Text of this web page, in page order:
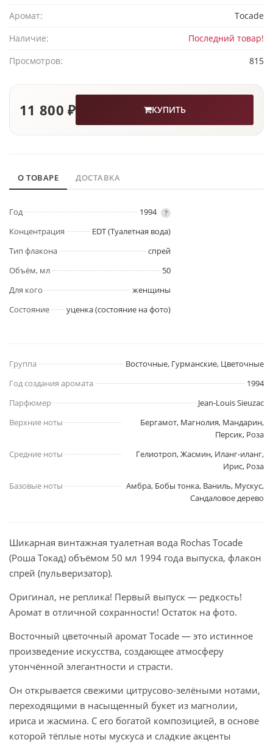
Аромат:
Tocade
Наличие:
Последний товар!
Просмотров:
815
11 800 ₽ КУПИТЬ
О ТОВАРЕ ДОСТАВКА
Год 1994 ?
Концентрация
EDT (Туалетная вода)
Тип флакона
спрей
Объём, мл
50
Для кого
женщины
Состояние
уценка (состояние на фото)
Группа
Восточные, Гурманские, Цветочные
Год создания аромата
1994
Парфюмер
Jean-Louis Sieuzac
Верхние ноты
Бергамот, Магнолия, Мандарин,
Персик, Роза
Средние ноты
Гелиотроп, Жасмин, Иланг-иланг,
Ирис, Роза
Базовые ноты
Амбра, Бобы тонка, Ваниль, Мускус,
Сандаловое дерево
Шикарная винтажная туалетная вода Rochas Tocade
(Роша Токад) объёмом 50 мл 1994 года выпуска, флакон
спрей (пульверизатор).
Оригинал, не реплика! Первый выпуск — редкость!
Аромат в отличной сохранности! Остаток на фото.
Восточный цветочный аромат Tocade — это истинное
произведение искусства, создающее атмосферу
утончённой элегантности и страсти.
Он открывается свежими цитрусово-зелёными нотами,
переходящими в насыщенный букет из магнолии,
ириса и жасмина. С его богатой композицией, в основе
которой тёплые ноты мускуса и сладкие акценты